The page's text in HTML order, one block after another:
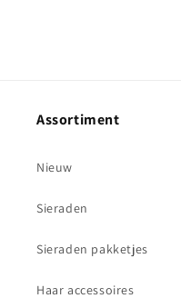
Assortiment
Nieuw
Sieraden
Sieraden pakketjes
Haar accessoires